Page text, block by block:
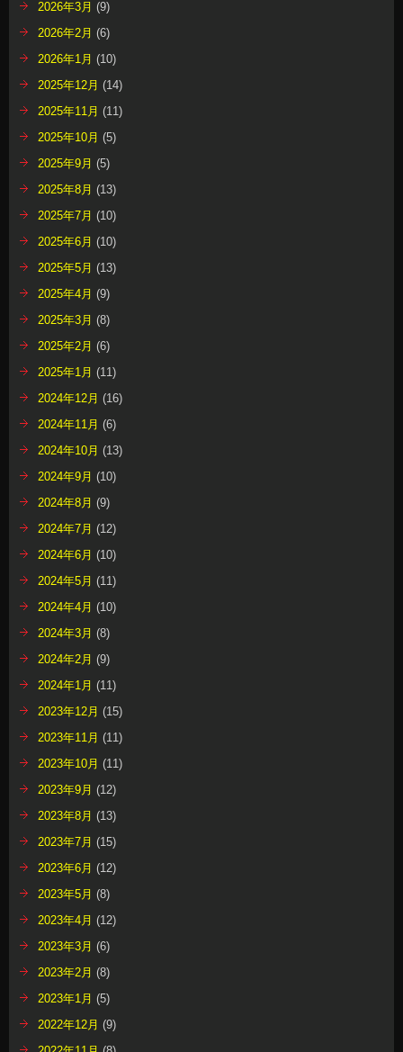
2026年3月 (9)
2026年2月 (6)
2026年1月 (10)
2025年12月 (14)
2025年11月 (11)
2025年10月 (5)
2025年9月 (5)
2025年8月 (13)
2025年7月 (10)
2025年6月 (10)
2025年5月 (13)
2025年4月 (9)
2025年3月 (8)
2025年2月 (6)
2025年1月 (11)
2024年12月 (16)
2024年11月 (6)
2024年10月 (13)
2024年9月 (10)
2024年8月 (9)
2024年7月 (12)
2024年6月 (10)
2024年5月 (11)
2024年4月 (10)
2024年3月 (8)
2024年2月 (9)
2024年1月 (11)
2023年12月 (15)
2023年11月 (11)
2023年10月 (11)
2023年9月 (12)
2023年8月 (13)
2023年7月 (15)
2023年6月 (12)
2023年5月 (8)
2023年4月 (12)
2023年3月 (6)
2023年2月 (8)
2023年1月 (5)
2022年12月 (9)